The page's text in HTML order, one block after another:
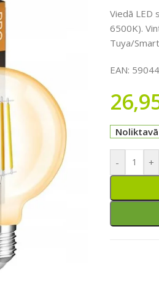
Viedā LED
6500K).
Tuya/
EAN:
- +